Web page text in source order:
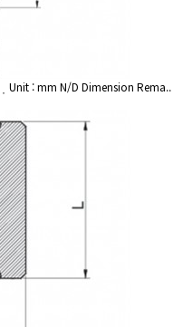
Unit : mm N/D Dimension Rema..